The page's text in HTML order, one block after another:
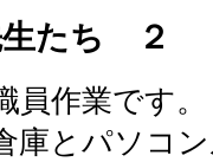
生たち ２
作業です。
庫とパソコ